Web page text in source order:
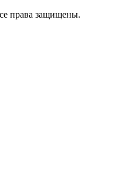
права защищены.